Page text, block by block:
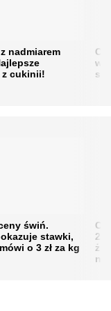
nadmiarem
z cukinii!
w
świń.
stawki,
o 3 zł za kg